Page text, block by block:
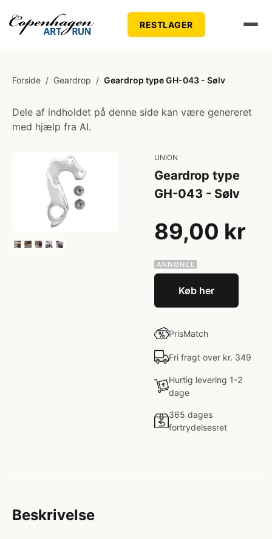
RESTLAGER
Forside / Geardrop / Geardrop type GH-043 - Sølv
Dele af indholdet på denne side kan være genereret
med hjælp fra AI.
UNION
Geardrop type
GH-043 - Sølv
89,00 kr
Køb her
PrisMatch
Fri fragt over kr. 349
Hurtig levering 1-2
dage
365 dages
fortrydelsesret
Beskrivelse